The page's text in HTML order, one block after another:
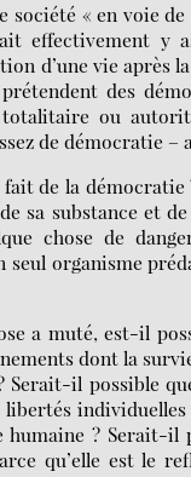
« en voie
effectivement y
d’une vie après
des
totalitaire ou
de démocratie –
de la démocratie
sa substance et
chose de
organisme
a muté, est-il
dont la
il possible
individuelles
? Serait-
qu’elle est le